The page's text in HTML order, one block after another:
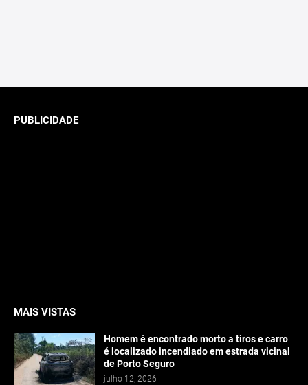
PUBLICIDADE
MAIS VISTAS
Homem é encontrado morto a tiros e carro
é localizado incendiado em estrada vicinal
de Porto Seguro
julho 12, 2026